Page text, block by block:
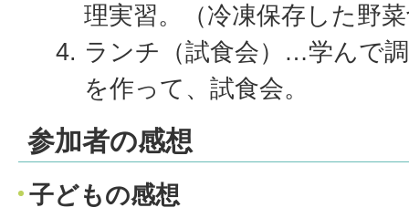
理実習。（冷凍保存した野
ランチ（試食会）…学んで
を作って、試食会。
参加者の感想
子どもの感想